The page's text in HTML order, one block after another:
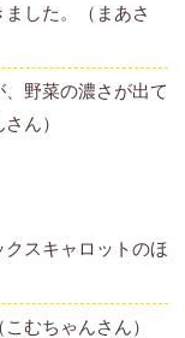
した。（まあさ
、野菜の濃さが出て
ん）
スキャロットのほ
むちゃんさん）